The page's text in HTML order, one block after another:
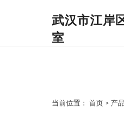
武汉市江岸
室
当前位置： 首页 > 产